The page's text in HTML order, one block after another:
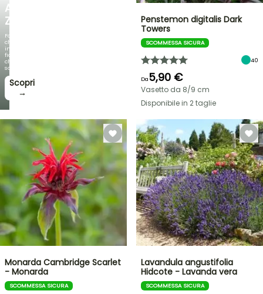
AGAPANTHUS
ZAMBEZI
Fogliami
che
incantano,
fioriture
che
sorprendono!
Scopri
→
Penstemon digitalis Dark
Towers
SCOMMESSA SICURA
40
Da5,90 €
Vasetto da 8/9 cm
Disponibile in 2 taglie
Monarda Cambridge Scarlet
- Monarda
SCOMMESSA SICURA
Lavandula angustifolia
Hidcote - Lavanda vera
SCOMMESSA SICURA